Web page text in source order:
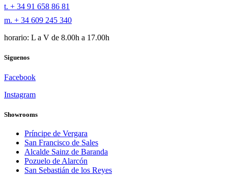
t. + 34 91 658 86 81
m. + 34 609 245 340
horario: L a V de 8.00h a 17.00h
Siguenos
Facebook
Instagram
Showrooms
Príncipe de Vergara
San Francisco de Sales
Alcalde Sainz de Baranda
Pozuelo de Alarcón
San Sebastián de los Reyes